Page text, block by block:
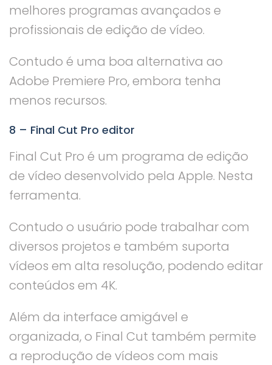
melhores programas avançados e
profissionais de edição de vídeo.
Contudo é uma boa alternativa ao
Adobe Premiere Pro, embora tenha
menos recursos.
8 – Final Cut Pro editor
Final Cut Pro é um programa de edição
de vídeo desenvolvido pela Apple. Nesta
ferramenta.
Contudo o usuário pode trabalhar com
diversos projetos e também suporta
vídeos em alta resolução, podendo editar
conteúdos em 4K.
Além da interface amigável e
organizada, o Final Cut também permite
a reprodução de vídeos com mais